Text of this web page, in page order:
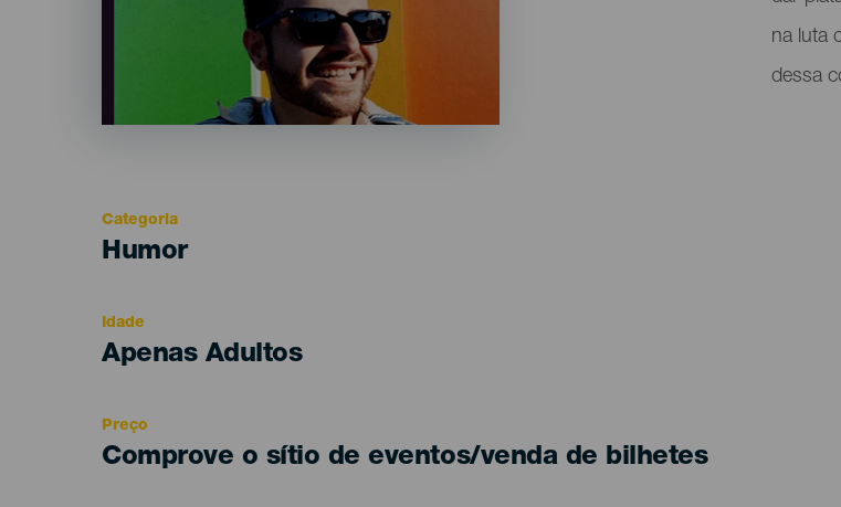
na luta
dessa
Categoria
Categoría
Humor
Idade
Edad
Apenas Adultos
Preço
Comprove o sítio de eventos/venda de bilhetes